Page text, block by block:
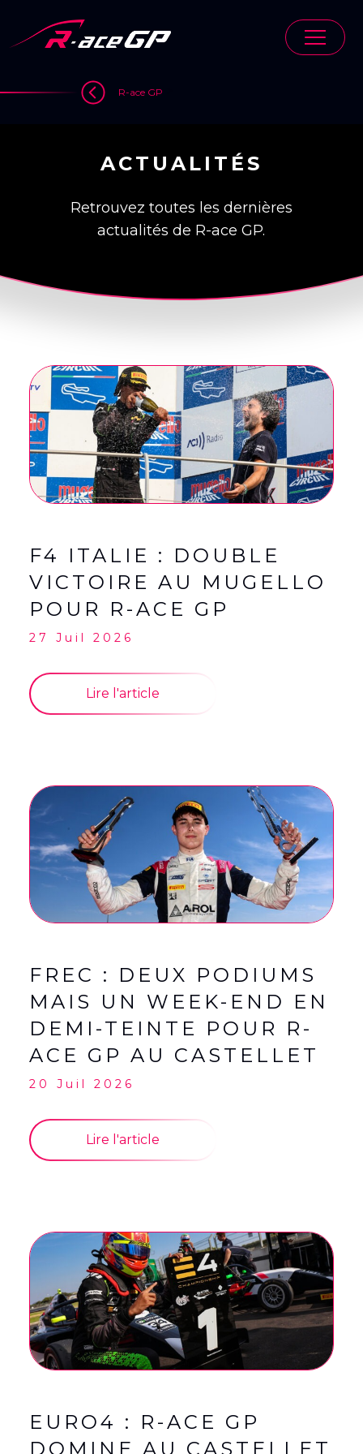
content
English(Anglais) Français
R-ace GP
ACTUALITÉS
Retrouvez toutes les dernières
actualités de R-ace GP.
F4 ITALIE : DOUBLE
VICTOIRE AU MUGELLO
POUR R-ACE GP
27 Juil 2026
Lire l'article
FREC : DEUX PODIUMS
MAIS UN WEEK-END EN
DEMI-TEINTE POUR R-
ACE GP AU CASTELLET
20 Juil 2026
Lire l'article
EURO4 : R-ACE GP
DOMINE AU CASTELLET